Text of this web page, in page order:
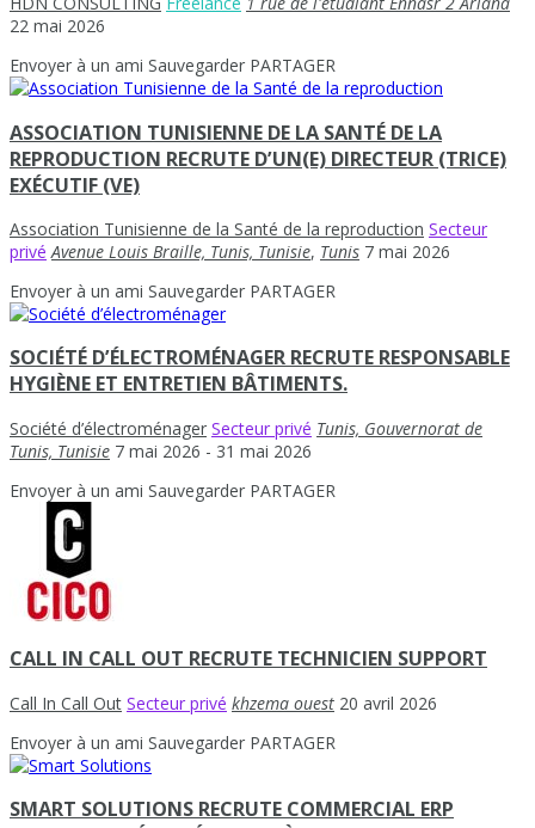
22 mai 2026
Envoyer à un ami Sauvegarder PARTAGER
ASSOCIATION TUNISIENNE DE LA SANTÉ DE LA
REPRODUCTION RECRUTE D’UN(E) DIRECTEUR (TRICE)
EXÉCUTIF (VE)
Association Tunisienne de la Santé de la reproduction Secteur
privé Avenue Louis Braille, Tunis, Tunisie, Tunis 7 mai 2026
Envoyer à un ami Sauvegarder PARTAGER
SOCIÉTÉ D’ÉLECTROMÉNAGER RECRUTE RESPONSABLE
HYGIÈNE ET ENTRETIEN BÂTIMENTS.
Société d’électroménager Secteur privé Tunis, Gouvernorat de
Tunis, Tunisie 7 mai 2026 - 31 mai 2026
Envoyer à un ami Sauvegarder PARTAGER
CALL IN CALL OUT RECRUTE TECHNICIEN SUPPORT
Call In Call Out Secteur privé khzema ouest 20 avril 2026
Envoyer à un ami Sauvegarder PARTAGER
SMART SOLUTIONS RECRUTE COMMERCIAL ERP